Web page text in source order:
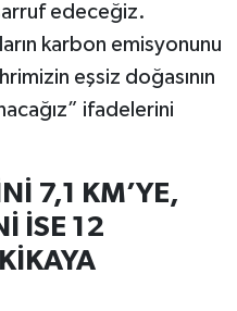
edeceğiz.
karbon emisyonunu
eşsiz doğasının
ifadelerini
7,1 KM’YE,
İSE 12